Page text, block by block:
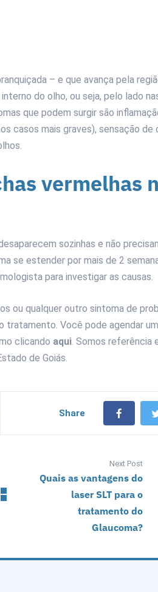
– e que avança pela
do olho, ou seja, pelo lado
que podem surgir são
casos mais graves), sensação de
vermelhas
sozinhas e não
se estender por mais de 2
para investigar as causas.
ou qualquer outro sintoma de
tratamento. Você pode agendar
clicando aqui. Somos referência
de Goiás.
Share
Next Post
Quais as vantagens do
laser SLT para o
tratamento do
Glaucoma?